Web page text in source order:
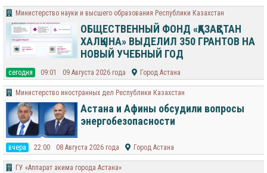
Министерство науки и высшего образования Республики Казахстан
ОБЩЕСТВЕННЫЙ ФОНД «ҚАЗАҚСТАН
ХАЛҚЫНА» ВЫДЕЛИЛ 350 ГРАНТОВ НА
НОВЫЙ УЧЕБНЫЙ ГОД
cегодня 09:01 09 Августа 2026 года Город Астана
Министерство иностранных дел Республики Казахстан
Астана и Афины обсудили вопросы
энергобезопасности
вчера 22:00 08 Августа 2026 года Город Астана
ГУ «Аппарат акима города Астана»